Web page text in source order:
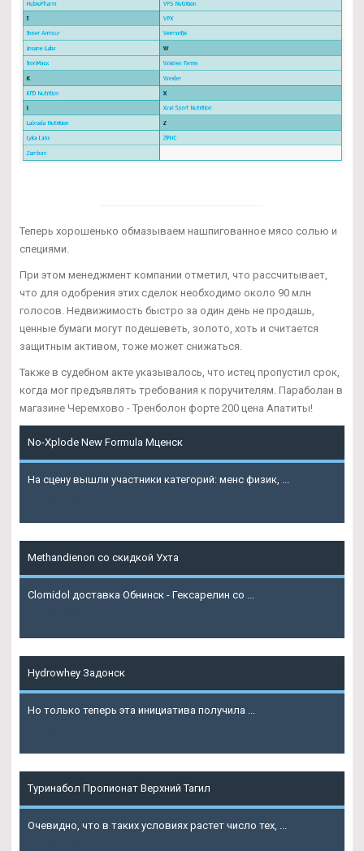
Теперь хорошенько обмазываем нашпигованное мясо солью и
специями.
При этом менеджмент компании отметил, что рассчитывает,
что для одобрения этих сделок необходимо около 90 млн
голосов. Недвижимость быстро за один день не продашь,
ценные бумаги могут подешеветь, золото, хоть и считается
защитным активом, тоже может снижаться.
Также в судебном акте указывалось, что истец пропустил срок,
когда мог предъявлять требования к поручителям. Параболан в
магазине Черемхово - Тренболон форте 200 цена Апатиты!
No-Xplode New Formula Мценск
На сцену вышли участники категорий: менс физик, ...
Methandienon со скидкой Ухта
Clomidol доставка Обнинск - Гексарелин со ...
Hydrowhey Задонск
Но только теперь эта инициатива получила ...
Туринабол Пропионат Верхний Тагил
Очевидно, что в таких условиях растет число тех, ...